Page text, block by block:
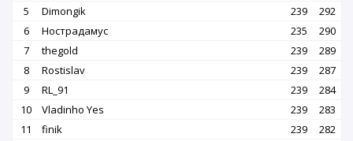
5
Dimongik 239
292
6
Нострадамус 235
290
7
thegold 239
289
8
Rostislav 239
287
9
RL_91 239
284
10
Vladinho Yes 239
283
11
finik 239
282